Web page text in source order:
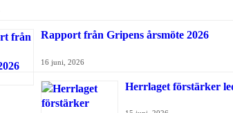
Rapport från Gripens årsmöte 2026
16 juni, 2026
Herrlaget förstärker